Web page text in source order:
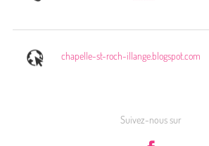
chapelle-st-roch-illange.blogspot.com
Suivez-nous sur